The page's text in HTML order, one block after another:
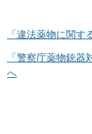
「違法薬物に関
「警察庁薬物銃
へ